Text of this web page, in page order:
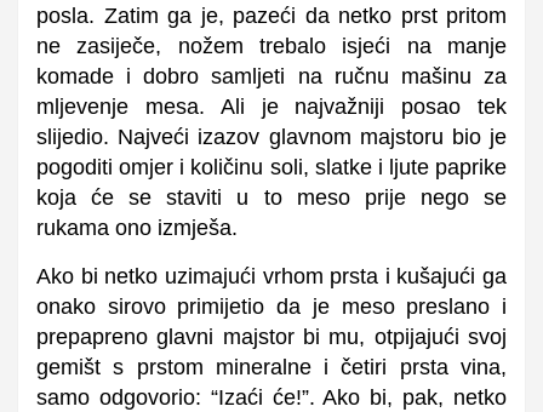
posla. Zatim ga je, pazeći da netko prst pritom
ne zasiječe, nožem trebalo isjeći na manje
komade i dobro samljeti na ručnu mašinu za
mljevenje mesa. Ali je najvažniji posao tek
slijedio. Najveći izazov glavnom majstoru bio je
pogoditi omjer i količinu soli, slatke i ljute paprike
koja će se staviti u to meso prije nego se
rukama ono izmješa.
Ako bi netko uzimajući vrhom prsta i kušajući ga
onako sirovo primijetio da je meso preslano i
prepapreno glavni majstor bi mu, otpijajući svoj
gemišt s prstom mineralne i četiri prsta vina,
samo odgovorio: “Izaći će!”. Ako bi, pak, netko